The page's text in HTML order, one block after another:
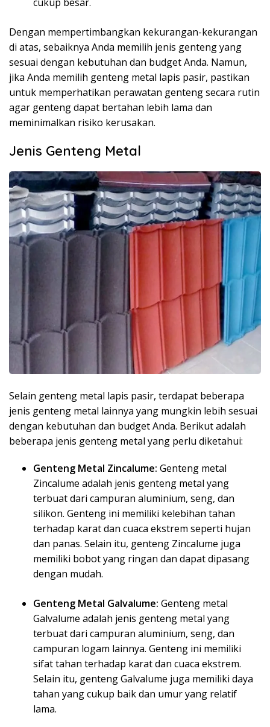
Dengan mempertimbangkan kekurangan-kekurangan
di atas, sebaiknya Anda memilih jenis genteng yang
sesuai dengan kebutuhan dan budget Anda. Namun,
jika Anda memilih genteng metal lapis pasir, pastikan
untuk memperhatikan perawatan genteng secara rutin
agar genteng dapat bertahan lebih lama dan
meminimalkan risiko kerusakan.
Jenis Genteng Metal
Selain genteng metal lapis pasir, terdapat beberapa
jenis genteng metal lainnya yang mungkin lebih sesuai
dengan kebutuhan dan budget Anda. Berikut adalah
beberapa jenis genteng metal yang perlu diketahui:
Genteng Metal Zincalume: Genteng metal
Zincalume adalah jenis genteng metal yang
terbuat dari campuran aluminium, seng, dan
silikon. Genteng ini memiliki kelebihan tahan
terhadap karat dan cuaca ekstrem seperti hujan
dan panas. Selain itu, genteng Zincalume juga
memiliki bobot yang ringan dan dapat dipasang
dengan mudah.
Genteng Metal Galvalume: Genteng metal
Galvalume adalah jenis genteng metal yang
terbuat dari campuran aluminium, seng, dan
campuran logam lainnya. Genteng ini memiliki
sifat tahan terhadap karat dan cuaca ekstrem.
Selain itu, genteng Galvalume juga memiliki daya
tahan yang cukup baik dan umur yang relatif
lama.